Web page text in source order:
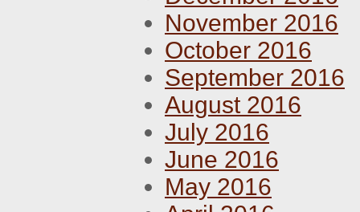
November 2016
October 2016
September 2016
August 2016
July 2016
June 2016
May 2016